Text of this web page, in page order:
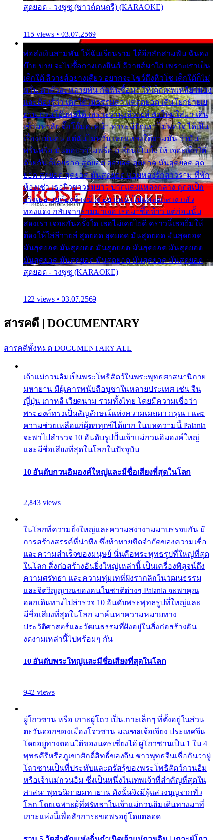
สุดยอด - วงซูซู (ซาวด์ดนตรี) (KARAOKE)
115 views • 03.07.2569
พ่อส่งเงินสามพัน ให้ฉันเรียนราม ได้อีกสักสามพัน ฉันคง
บ๊าย บาย จะไปซื้อกางเกงยีนส์ ลีวายส์มาใส่ เพราะเราเป็น
เด็กใต้ ลีวายส์อย่างเดียว อยากจะโชว์ถึงหิวโซ เด็กใต้ก็ไม่
หวั่น ตกตัวละหลายพัน กัดฟันซื้อมา ให้เด็กเทพเหลียวมอง
และต้องรู้ว่า เด็กใต้ไม่ธรรมดา แต่สุดยอด เดินโยกย้ายเย
ยวน กวนโอ๊ยพอได้ เพราะว่านุ่งลีวายส์ ตัวใหม่ใส่มา เดิน
เข้ามหาลัย จิ๊กโก๊มองหน้า ท่าจะมีปัญหา ไม่พอใจ ได้เป็น
เรื่องแน่นอน แต่ฉันไม่หวั่น เลยแหลงใต้ถามมัน ว่ามัน
พรั่นพรือ มันตอบว่าไม่พรื่อ เปลี่ยนเป็นยิ้มให้ เจอะเด็กใต้
ด้วยกัน ก็เลยรอด สุดยอด สุดยอด สุดยอด มันสุดยอด สุด
ยอด สุดยอด สุดยอด มันสุดยอด แอบหลงรักสาวราม ที่พัก
ห้องเช่า เธอผิวขาวผมยาว ปากแดงแหลงกลาง ถูกสเป็ก
จริงเธอ อยู่ห้องข้างข้าง อยากเข้าไปแหลงกลาง กลัว
ทองแดง กลับจากรามมาเจอ เธอมาซื้อข้าว แต่ก่อนนั้น
สองเรา เจอะกันครั้งใด เธอไม่เคยไยดี คราวนี้เธอยิ้มให้
ต้องให้ใส่ลีวายส์ สุดยอด สุดยอด มันสุดยอด มันสุดยอด
มันสุดยอด มันสุดยอด มันสุดยอด มันสุดยอด มันสุดยอด
มันสุดยอด มันสุดยอด มันสุดยอด มันสุดยอด มันสุดยอด
สุดยอด - วงซูซู (KARAOKE)
122 views • 03.07.2569
สารคดี | DOCUMENTARY
สารคดีทั้งหมด DOCUMENTARY ALL
เจ้าแม่กวนอิมเป็นพระโพธิสัตว์ในพระพุทธศาสนานิกาย
มหายาน มีผู้เคารพนับถือบูชาในหลายประเทศ เช่น จีน
ญี่ปุ่น เกาหลี เวียดนาม รวมทั้งไทย โดยมีความเชื่อว่า
พระองค์ทรงเป็นสัญลักษณ์แห่งความเมตตา กรุณา และ
ความช่วยเหลือแก่ผู้ตกทุกข์ได้ยาก ในบทความนี้ Palanla
จะพาไปสำรวจ 10 อันดับรูปปั้นเจ้าแม่กวนอิมองค์ใหญ่
และมีชื่อเสียงที่สุดในโลกในปัจจุบัน
10 อันดับกวนอิมองค์ใหญ่และมีชื่อเสียงที่สุดในโลก
2,843 views
ในโลกที่ความยิ่งใหญ่และความสง่างามมาบรรจบกัน มี
การสร้างสรรค์ที่น่าทึ่ง ซึ่งท้าทายขีดจำกัดของความเชื่อ
และความสำเร็จของมนุษย์ นั่นคือพระพุทธรูปที่ใหญ่ที่สุด
ในโลก สิ่งก่อสร้างอันยิ่งใหญ่เหล่านี้ เป็นเครื่องพิสูจน์ถึง
ความศรัทธา และความทุ่มเทที่ฝังรากลึกในวัฒนธรรม
และจิตวิญญาณของคนในชาติต่างๆ Palanla จะพาคุณ
ออกเดินทางไปสำรวจ 10 อันดับพระพุทธรูปที่ใหญ่และ
มีชื่อเสียงที่สุดในโลก มาค้นหาความหมายทาง
ประวัติศาสตร์และวัฒนธรรมที่ฝังอยู่ในสิ่งก่อสร้างอัน
งดงามเหล่านี้ไปพร้อมๆ กัน
10 อันดับพระใหญ่และมีชื่อเสียงที่สุดในโลก
942 views
ผู่โถวซาน หรือ เกาะผู่โถว เป็นเกาะเล็กๆ ที่ตั้งอยู่ในส่วน
ตะวันออกของเมืองโจวซาน มณฑลเจ้อเจียง ประเทศจีน
โดยอยู่ทางตอนใต้ของนครเซี่ยงไฮ้ ผู่โถวซานเป็น 1 ใน 4
พุทธคีรีหรือภูเขาศักดิ์สิทธิ์ของจีน ชาวพุทธจีนเชื่อกันว่าผู่
โถวซานเป็นที่ประทับและตรัสรู้ของพระโพธิสัตว์กวนอิม
หรือเจ้าแม่กวนอิม ซึ่งเป็นหนึ่งในเทพเจ้าที่สำคัญที่สุดใน
ศาสนาพุทธนิกายมหายาน ดังนั้นจึงมีผู้แสวงบุญจากทั่ว
โลก โดยเฉพาะผู้ที่ศรัทธาในเจ้าแม่กวนอิมเดินทางมาที่
เกาะแห่งนี้เพื่อสักการะขอพรอยู่โดยตลอด